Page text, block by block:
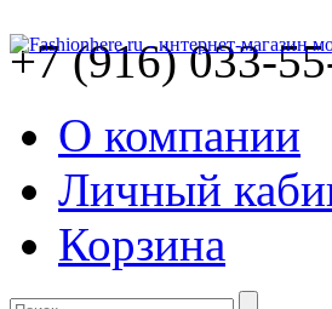
+7 (916) 033-
О компании
Личный
Корзина